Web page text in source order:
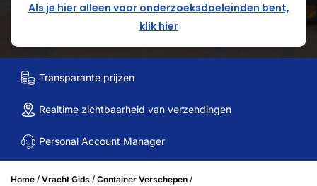
Als je hier alleen voor onderzoeksdoeleinden bent,
klik hier
Transparante prijzen
Realtime zichtbaarheid van verzendingen
Personal Account Manager
Home / Vracht Gids / Container Verschepen /